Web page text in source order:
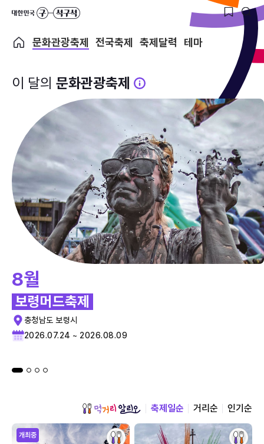
문화관광축제 전국축제 축제달력 테마
이 달의 문화관광축제
8월
보령머드축제
충청남도 보령시
2026.07.24 ~ 2026.08.09
축제일순 거리순 인기순
개최중